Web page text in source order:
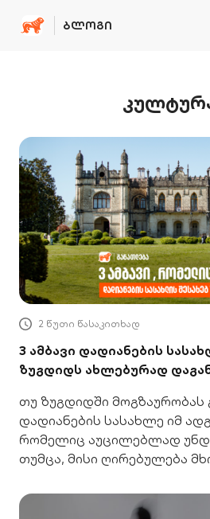
ᲑᲚᲝᲒᲘ
2 წუთი წასაკითხად
3 ამბავი დადიანების
ზუგდიდს ახლებურად
თუ ზუგდიდში მოგზაურობას
დადიანების სასახლე იმ
რომელიც აუცილებლად
თუმცა, მისი ღირებულება
– ამ კედლებში ინახება